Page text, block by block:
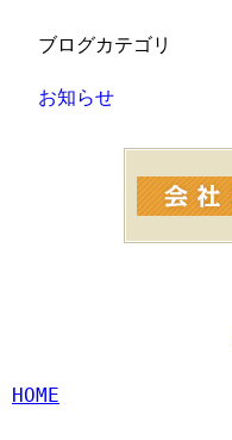
ブログカテゴリ
お知らせ
HOME